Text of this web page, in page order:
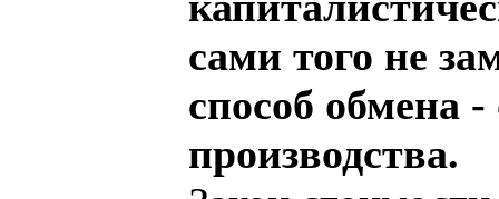
сами того не
способ обмена
производства.